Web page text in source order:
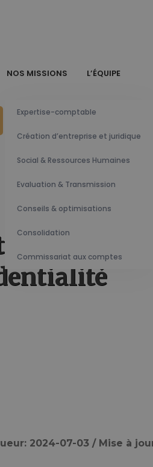
NOS MISSIONS
Expertise-comptable
Création d’entreprise et juridique
Social & Ressources Humaines
Evaluation & Transmission
Conseils & optimisations
Consolidation
Commissariat aux comptes
L’ÉQUIPE
de
2024-07-03 / Mise à